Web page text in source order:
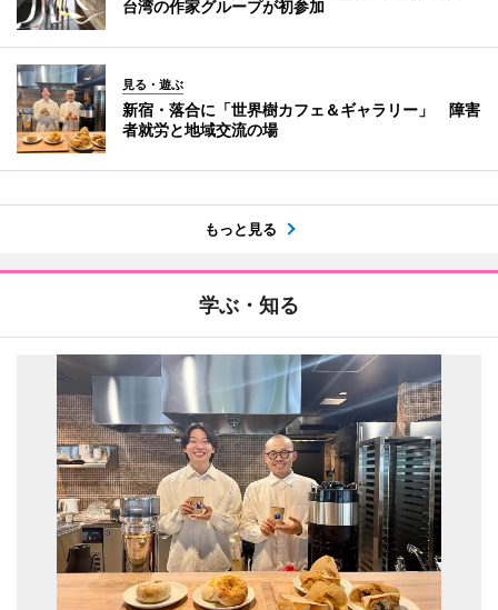
台湾の作家グループが初参加
見る・遊ぶ
新宿・落合に「世界樹カフェ＆ギャラリー」 障害
者就労と地域交流の場
もっと見る
学ぶ・知る